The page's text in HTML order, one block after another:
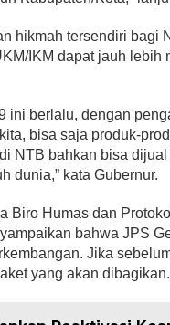
hikmah tersendiri bagi
IKM dapat jauh lebih
ini berlalu, dengan
bisa saja produk-
NTB bahkan bisa dijual
dunia,” kata Gubernur.
Biro Humas dan
bahwa JPS
Jika
yang akan dibagikan.